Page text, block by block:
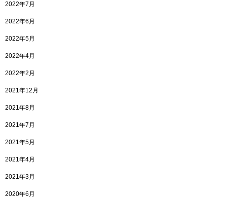
2022年7月
2022年6月
2022年5月
2022年4月
2022年2月
2021年12月
2021年8月
2021年7月
2021年5月
2021年4月
2021年3月
2020年6月